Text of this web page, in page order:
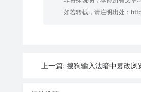
如若转载，请注明出处：
上一篇: 搜狗输入法暗中篡改浏